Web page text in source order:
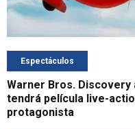
Espectáculos
Warner Bros.
tendrá película live-
protagonista